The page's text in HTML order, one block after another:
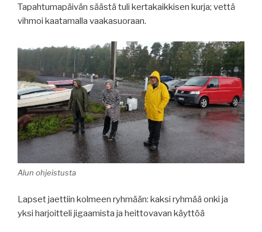
Tapahtumapäivän säästä tuli kertakaikkisen kurja; vettä
vihmoi kaatamalla vaakasuoraan.
Alun ohjeistusta
Lapset jaettiin kolmeen ryhmään: kaksi ryhmää onki ja
yksi harjoitteli jigaamista ja heittovavan käyttöä